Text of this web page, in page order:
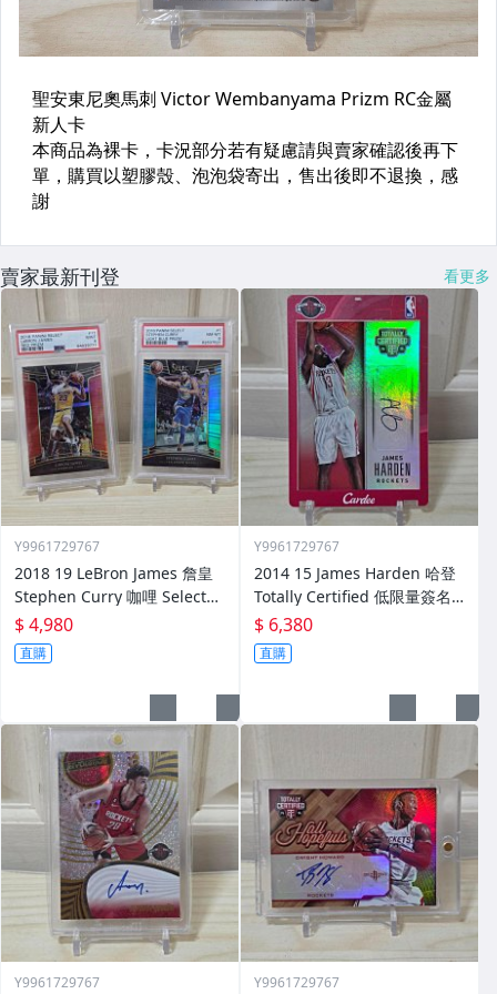
賣家最新刊登 看更多
Y9961729767
2018 19 LeBron James 詹皇
Stephen Curry 咖哩 Select
限量鑑定卡
$ 4,980
直購
Y9961729767
2014 15 James Harden 哈登
Totally Certified 低限量簽名
卡 限25
$ 6,380
直購
Y9961729767 Y9961729767